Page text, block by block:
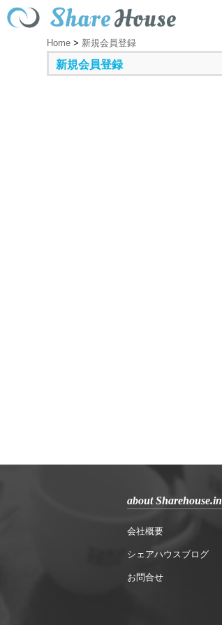
Home > 新規会員登録
新規会員登録
about Sharehouse.in
会社概要
シェアハウスブログ
お問合せ